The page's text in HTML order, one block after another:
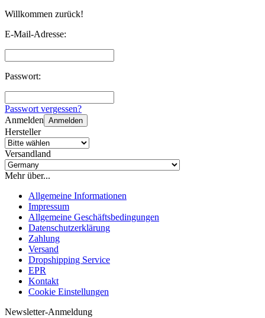
Willkommen zurück!
E-Mail-Adresse:
Passwort:
Passwort vergessen?
Anmelden Anmelden
Hersteller
Versandland
Mehr über...
Allgemeine Informationen
Impressum
Allgemeine Geschäftsbedingungen
Datenschutzerklärung
Zahlung
Versand
Dropshipping Service
EPR
Kontakt
Cookie Einstellungen
Newsletter-Anmeldung